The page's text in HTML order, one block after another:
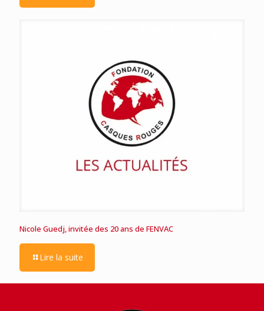
Nicole Guedj, invitée des 20 ans de FENVAC
Lire la suite